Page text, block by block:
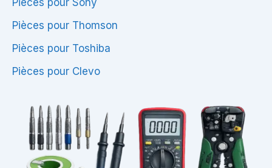
Pièces pour Sony
Pièces pour Thomson
Pièces pour Toshiba
Pièces pour Clevo